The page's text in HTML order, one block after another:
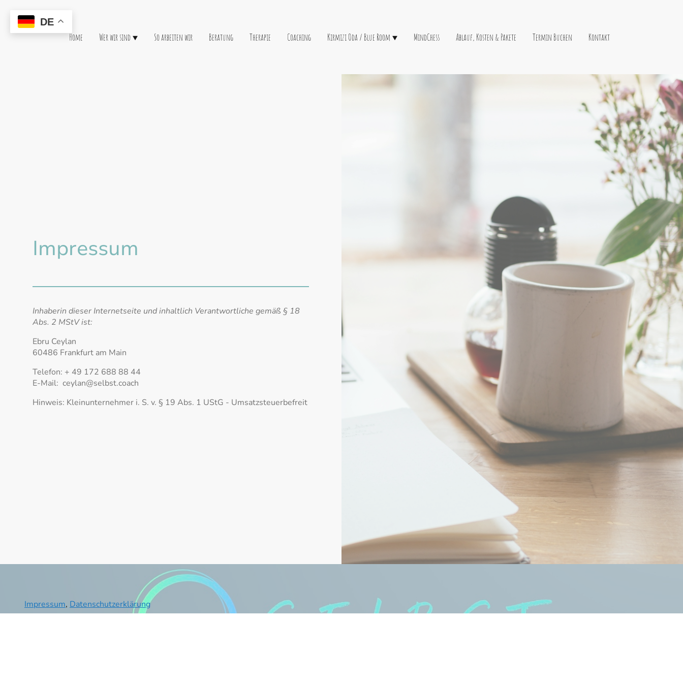
Home Wer wir sind So arbeiten wir Beratung Therapie Coaching Kırmızı Oda / Blue Room MindChess Ablauf, Kosten & Pakete Termin Buchen Kontakt
Impressum
Inhaberin dieser Internetseite und inhaltlich Verantwortliche gemäß § 18
Abs. 2 MStV ist:
Ebru Ceylan
60486 Frankfurt am Main
Telefon: + 49 172 688 88 44
E-Mail: ceylan@selbst.coach
Hinweis: Kleinunternehmer i. S. v. § 19 Abs. 1 UStG - Umsatzsteuerbefreit
Impressum, Datenschutzerklärung
DE